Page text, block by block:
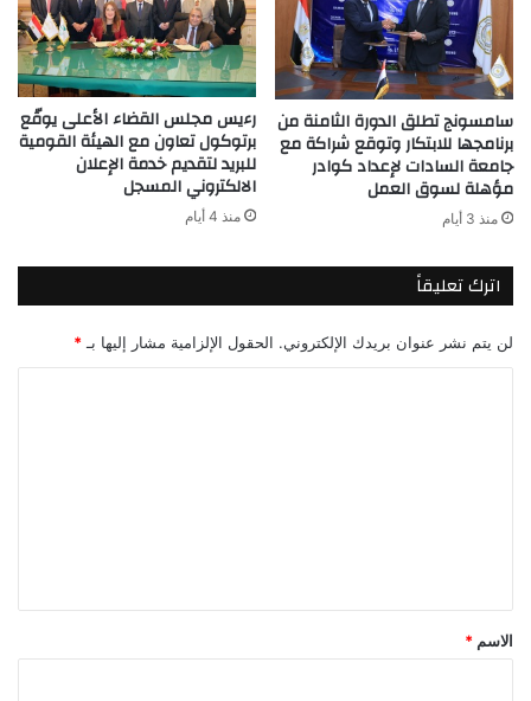
سامسونج تطلق الدورة الثامنة من
برنامجها للابتكار وتوقع شراكة مع
جامعة السادات لإعداد كوادر
مؤهلة لسوق العمل
منذ 3 أيام
رءيس مجلس القضاء الأعلى يوقّع
برتوكول تعاون مع الهيئة القومية
للبريد لتقديم خدمة الإعلان
الالكتروني المسجل
منذ 4 أيام
اترك تعليقاً
لن يتم نشر عنوان بريدك الإلكتروني. الحقول الإلزامية مشار إليها بـ *
*
الاسم *